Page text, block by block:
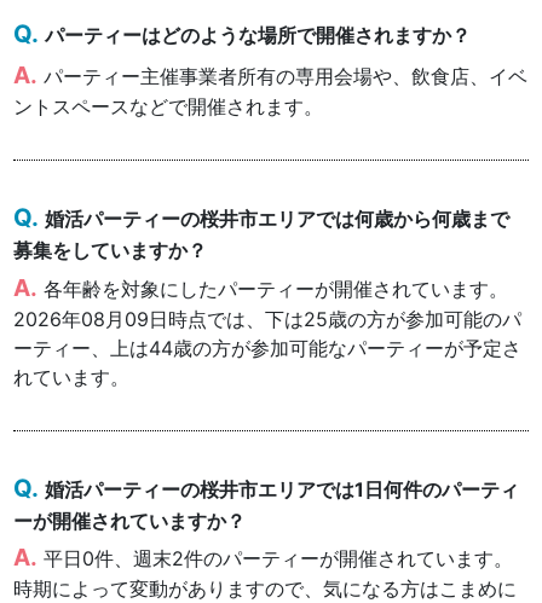
パーティーはどのような場所で開催されますか？
パーティー主催事業者所有の専用会場や、飲食店、イベ
ントスペースなどで開催されます。
婚活パーティーの桜井市エリアでは何歳から何歳まで
募集をしていますか？
各年齢を対象にしたパーティーが開催されています。
2026年08月09日時点では、下は25歳の方が参加可能のパ
ーティー、上は44歳の方が参加可能なパーティーが予定さ
れています。
婚活パーティーの桜井市エリアでは1日何件のパーティ
ーが開催されていますか？
平日0件、週末2件のパーティーが開催されています。
時期によって変動がありますので、気になる方はこまめに